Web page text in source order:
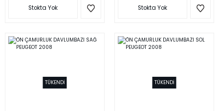
Stokta Yok Stokta Yok
TÜKENDİ TÜKENDİ